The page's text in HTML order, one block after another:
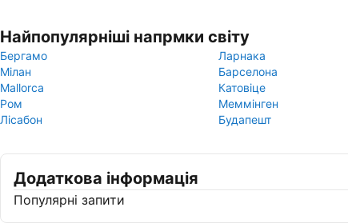
Найпопулярніші напрмки світу
Бергамо
Ларнака
Мілан
Барселона
Mallorca
Катовіце
Ром
Меммінген
Лісабон
Будапешт
Додаткова інформація
Популярні запити